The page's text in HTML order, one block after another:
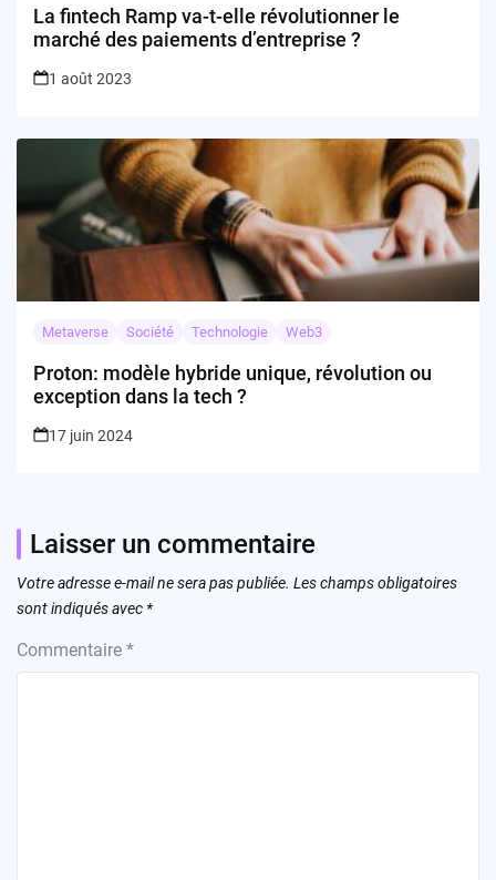
La fintech Ramp va-t-elle révolutionner le
marché des paiements d’entreprise ?
1 août 2023
Metaverse Société Technologie Web3
Proton: modèle hybride unique, révolution ou
exception dans la tech ?
17 juin 2024
Laisser un commentaire
Votre adresse e-mail ne sera pas publiée. Les champs obligatoires
sont indiqués avec *
Commentaire *